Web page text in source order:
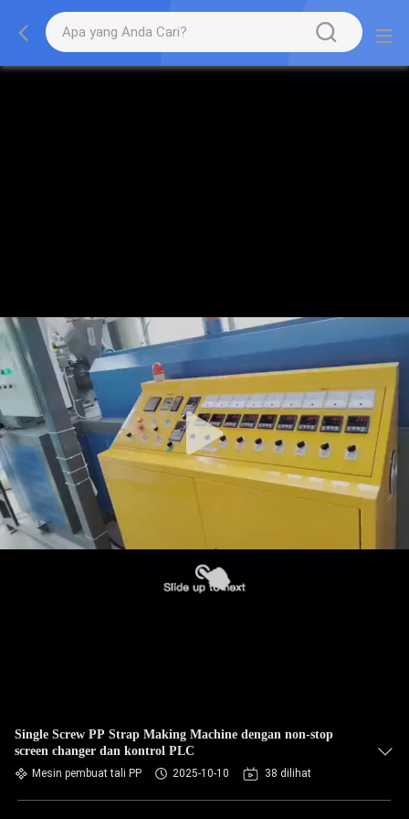
Single Screw PP Strap Making Machine dengan non-stop
screen changer dan kontrol PLC
Mesin pembuat tali PP 2025-10-10 38 dilihat